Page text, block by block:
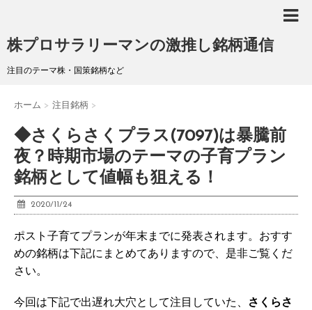
株プロサラリーマンの激推し銘柄通信
注目のテーマ株・国策銘柄など
ホーム > 注目銘柄 >
◆さくらさくプラス(7097)は暴騰前
夜？時期市場のテーマの子育プラン
銘柄として値幅も狙える！
2020/11/24
ポスト子育てプランが年末までに発表されます。おすす
めの銘柄は下記にまとめてありますので、是非ご覧くだ
さい。
今回は下記で出遅れ大穴として注目していた、
さくらさ